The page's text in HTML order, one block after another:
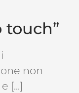
touch”
non
[...]